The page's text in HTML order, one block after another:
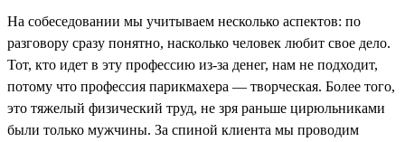
На собеседовании мы учитываем несколько аспектов: по
разговору сразу понятно, насколько человек любит свое дело.
Тот, кто идет в эту профессию из-за денег, нам не подходит,
потому что профессия парикмахера — творческая. Более того,
это тяжелый физический труд, не зря раньше цирюльниками
были только мужчины. За спиной клиента мы проводим